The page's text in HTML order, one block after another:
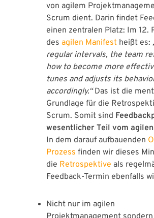
von agilem
Scrum dient. Darin findet
einen zentralen Platz: Im 12.
des agilen Manifest heißt es:
regular intervals, the team
how to become more
tunes and adjusts its
accordingly.“Das ist die
Grundlage für die
Scrum. Somit sind
wesentlicher Teil vom
In dem darauf aufbauenden
Prozess finden wir dieses
die Retrospektive als
Feedback-Termin ebenfalls
Nicht nur im agilen